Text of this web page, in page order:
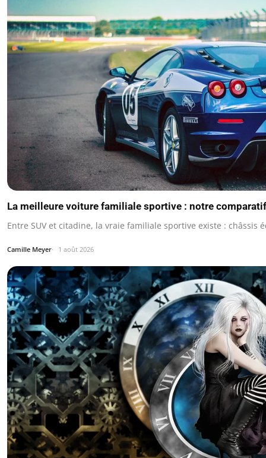
La meilleure voiture familiale sportive : notre
Entre SUV et citadine, la vraie familiale sportive existe :
Camille Meyer 1 août 2026